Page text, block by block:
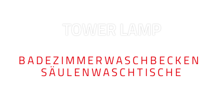
TOWER LAMP
BADEZIMMERWASCHBECKEN
SÄULENWASCHTISCHE